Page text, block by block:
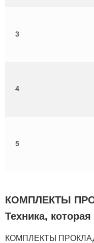
3
4
5
КОМПЛЕКТЫ
Техника,
КОМПЛЕКТЫ